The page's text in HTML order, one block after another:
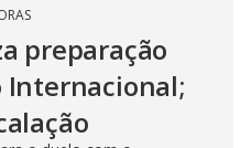
preparação